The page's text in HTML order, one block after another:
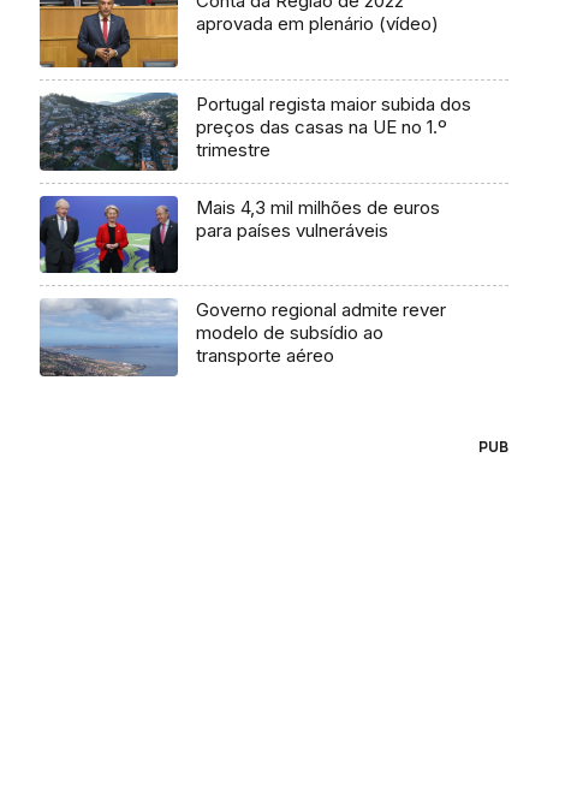
aprovada em plenário (vídeo)
Portugal regista maior subida dos
preços das casas na UE no 1.º
trimestre
Mais 4,3 mil milhões de euros
para países vulneráveis
Governo regional admite rever
modelo de subsídio ao
transporte aéreo
PUB